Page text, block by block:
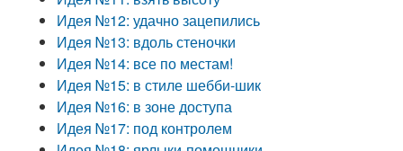
Идея №12: удачно зацепились
Идея №13: вдоль стеночки
Идея №14: все по местам!
Идея №15: в стиле шебби-шик
Идея №16: в зоне доступа
Идея №17: под контролем